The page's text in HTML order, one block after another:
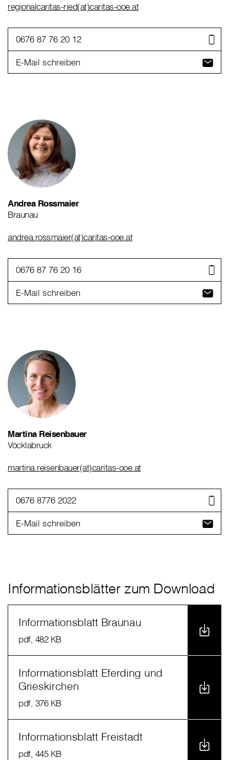
regionalcaritas-ried(at)caritas-ooe.at
0676 87 76 20 12
E-Mail schreiben
Andrea Rossmaier
Braunau
andrea.rossmaier(at)caritas-ooe.at
0676 87 76 20 16
E-Mail schreiben
Martina Reisenbauer
Vöcklabruck
martina.reisenbauer(at)caritas-ooe.at
0676 8776 2022
E-Mail schreiben
Informationsblätter zum Download
Informationsblatt Braunau
pdf, 482 KB
Informationsblatt Eferding und
Grieskirchen
pdf, 376 KB
Informationsblatt Freistadt
pdf, 445 KB